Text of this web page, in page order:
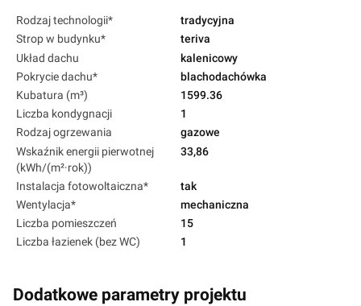
Rodzaj technologii*
tradycyjna
Strop w budynku*
teriva
Układ dachu
kalenicowy
Pokrycie dachu*
blachodachówka
Kubatura (m³)
1599.36
Liczba kondygnacji
1
Rodzaj ogrzewania
gazowe
Wskaźnik energii pierwotnej
(kWh/(m²·rok))
33,86
Instalacja fotowoltaiczna*
tak
Wentylacja*
mechaniczna
Liczba pomieszczeń
15
Liczba łazienek (bez WC)
1
Dodatkowe parametry projektu